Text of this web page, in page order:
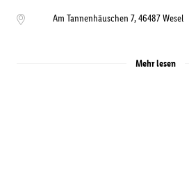
Am Tannenhäuschen 7,46487 Wesel
Mehr lesen